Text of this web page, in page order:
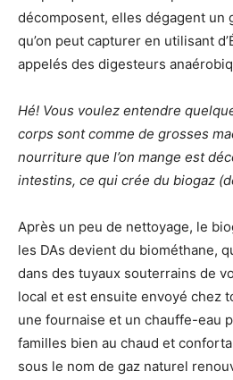
décomposent, elles dégagent un
qu’on peut capturer en utilisant
appelés des digesteurs
Hé! Vous voulez entendre
corps sont comme de grosses
nourriture que l’on mange est
intestins, ce qui crée du biogaz
Après un peu de nettoyage, le
les DAs devient du biométhane,
dans des tuyaux souterrains de
local et est ensuite envoyé chez
une fournaise et un chauffe-eau
familles bien au chaud et
sous le nom de gaz naturel